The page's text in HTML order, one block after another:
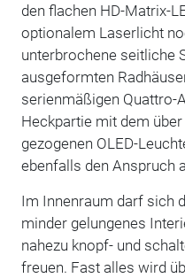
den flachen HD-Matrix-
optionalem Laserlicht
unterbrochene seitliche
ausgeformten
serienmäßigen Quattro-
Heckpartie mit dem
gezogenen OLED-
ebenfalls den Anspruch
Im Innenraum darf sich
minder gelungenes
nahezu knopf- und
freuen. Fast alles wird